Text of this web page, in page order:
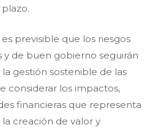
previsible que los riesgos
y de buen gobierno seguirán
gestión sostenible de las
considerar los impactos,
financieras que representa
creación de valor y